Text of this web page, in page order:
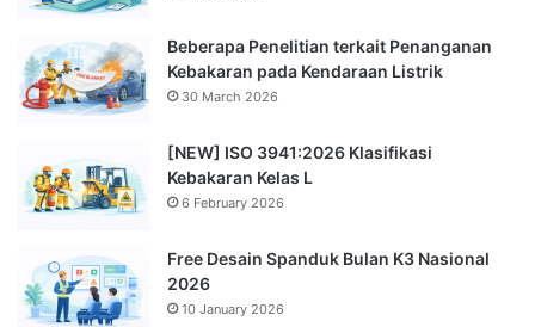
Beberapa Penelitian terkait Penanganan
Kebakaran pada Kendaraan Listrik
30 March 2026
[NEW] ISO 3941:2026 Klasifikasi
Kebakaran Kelas L
6 February 2026
Free Desain Spanduk Bulan K3 Nasional
2026
10 January 2026